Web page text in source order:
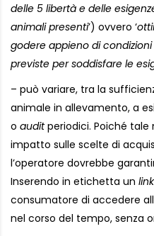
delle 5 libertà e delle
animali presenti’) ovvero ‘
godere appieno di
previste per soddisfare le
– può variare, tra la
animale in allevamento, a
o auditperiodici. Poiché tale
impatto sulle scelte di
l’operatore dovrebbe
Inserendo in etichetta un link
consumatore di accedere
nel corso del tempo, senza